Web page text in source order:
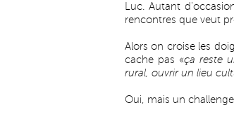
Luc. Autant
rencontres que veut
Alors on croise les
cache pas «ça reste
rural, ouvrir un lieu
Oui, mais un